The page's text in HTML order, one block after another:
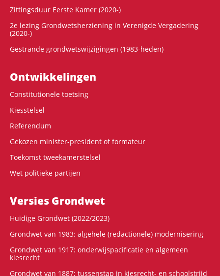
Zittingsduur Eerste Kamer (2020-)
2e lezing Grondwetsherziening in Verenigde Vergadering
(2020-)
Gestrande grondwetswijzigingen (1983-heden)
Ontwikke­lingen
Constitutionele toetsing
Kiesstelsel
Referendum
Gekozen minister-president of formateur
Toekomst tweekamerstelsel
Wet politieke partijen
Versies Grondwet
Huidige Grondwet (2022/2023)
Grondwet van 1983: algehele (redactionele) modernisering
Grondwet van 1917: onderwijspacificatie en algemeen
kiesrecht
Grondwet van 1887: tussenstap in kiesrecht- en schoolstrijd